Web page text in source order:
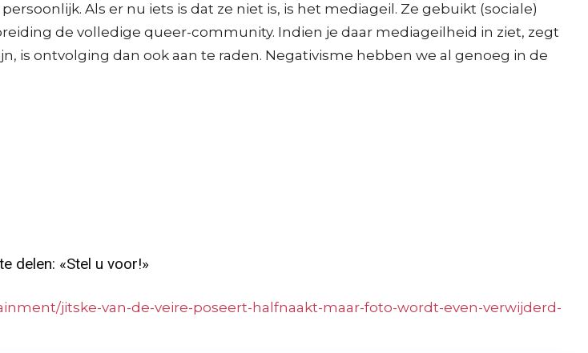
Als er nu iets is dat ze niet is, is het mediageil. Ze gebuikt (sociale)
de volledige queer-community. Indien je daar mediageilheid in ziet, zegt
is ontvolging dan ook aan te raden. Negativisme hebben we al genoeg in de
delen: «Stel u voor!»
jitske-van-de-veire-poseert-halfnaakt-maar-foto-wordt-even-verwijderd-